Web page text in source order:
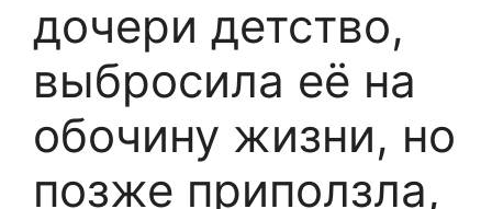
дочери детство,
выбросила её на
обочину жизни, но
позже приползла,